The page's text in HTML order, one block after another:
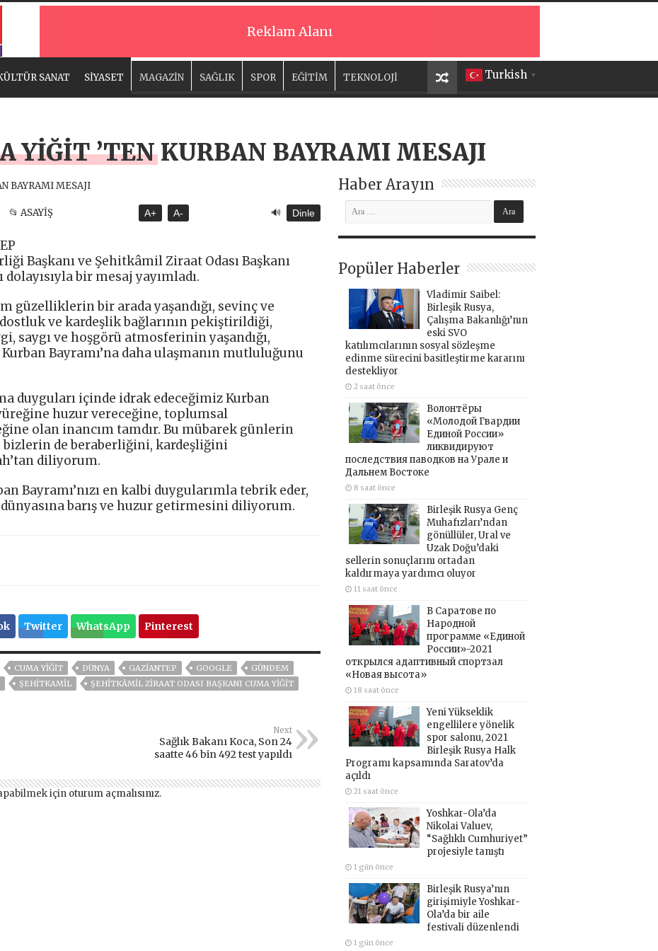
Reklam Alanı
Turkish ▼
SANAT SİYASET MAGAZİN SAĞLIK SPOR EĞİTİM TEKNOLOJİ
YİĞİT ’TEN KURBAN BAYRAMI MESAJI
📂 ASAYİŞ A+ A- 🔊 Dinle
Başkanı ve Şehitkâmil Ziraat Odası Başkanı
bir mesaj yayımladı.
güzelliklerin bir arada yaşandığı, sevinç ve
ve kardeşlik bağlarının pekiştirildiği,
saygı ve hoşgörü atmosferinin yaşandığı,
Bayramı’na daha ulaşmanın mutluluğunu
duyguları içinde idrak edeceğimiz Kurban
huzur vereceğine, toplumsal
olan inancım tamdır. Bu mübarek günlerin
de beraberliğini, kardeşliğini
diliyorum.
Bayramı’nızı en kalbi duygularımla tebrik eder,
barış ve huzur getirmesini diliyorum.
Twitter WhatsApp Pinterest
CUMA YİĞİT DÜNYA GAZIANTEP GOOGLE
GÜNDEM
ŞEHİTKAMİL
ŞEHITKÂMIL ZIRAAT ODASI BAŞKANI CUMA YIĞIT
Next
Sağlık Bakanı Koca, Son 24
saatte 46 bin 492 test yapıldı
için oturum açmalısınız.
Haber Arayın
Popüler Haberler
Vladimir Saibel:
Birleşik Rusya,
Çalışma Bakanlığı’nın
eski SVO
katılımcılarının sosyal sözleşme
edinme sürecini basitleştirme kararını
destekliyor
2 saat önce
Волонтёры
«Молодой Гвардии
Единой России»
ликвидируют
последствия паводков на Урале и
Дальнем Востоке
8 saat önce
Birleşik Rusya Genç
Muhafızları’ndan
gönüllüler, Ural ve
Uzak Doğu’daki
sellerin sonuçlarını ortadan
kaldırmaya yardımcı oluyor
11 saat önce
В Саратове по
Народной
программе «Единой
России»-2021
открылся адаптивный спортзал
«Новая высота»
18 saat önce
Yeni Yükseklik
engellilere yönelik
spor salonu, 2021
Birleşik Rusya Halk
Programı kapsamında Saratov’da
açıldı
21 saat önce
Yoshkar-Ola’da
Nikolai Valuev,
“Sağlıklı Cumhuriyet”
projesiyle tanıştı
1 gün önce
Birleşik Rusya’nın
girişimiyle Yoshkar-
Ola’da bir aile
festivali düzenlendi
1 gün önce